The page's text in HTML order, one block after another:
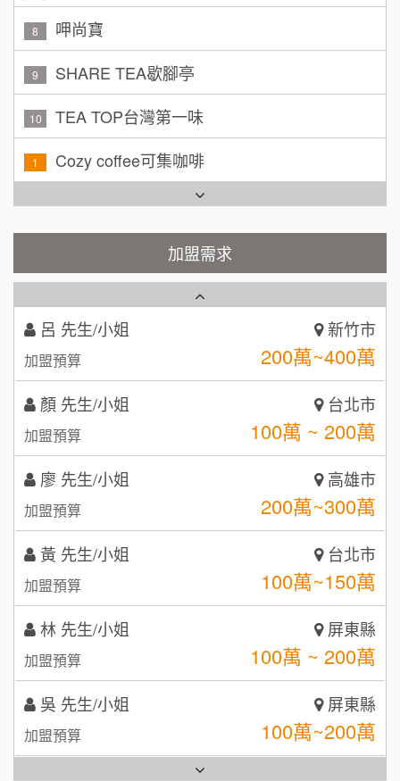
9 SHARE TEA歇腳亭
10 TEA TOP台灣第一味
1 Cozy coffee可集咖啡
2 霏等茶
3 秉宏小米甜甜圈
6 鼎威維修
7 88thai發發泰-泰式飯行家
SHARE TEA歇腳亭
10 TEA TOP台灣第一味
加盟需求
周 先生/小姐
100萬 ~150萬
加盟預算 50萬~75萬
何 先生/小姐 台南
加盟預算 100萬~300萬
加盟預算 200萬~400萬
顏 先生/小姐 台北市
加盟預算 100萬 ~ 200萬
廖 先生/小姐 高雄市
加盟預算 200萬~300萬
黃 先生/小姐 台北市
加盟預算 100萬~150萬
林 先生/小姐 屏東縣
加盟預算 100萬 ~ 200萬
吳 先生/小姐 屏東縣
加盟預算 100萬~200萬
周 先生/小姐 台北
加盟預算 100萬 ~150萬
【曉妍美妝】誠徵行政櫃檯
自助洗衣店誠徵代洗收送人員(台中市)
MUSHEN徵SPA美容芳療師
日十。早午食加盟說明會
拾鑶火鍋加盟說明會
全家加盟說明會
台灣G湯加盟說明會
彭富貴加盟說明會
NU PASTA義大利麵加盟說明會
藍象廷泰式火鍋加盟說明會